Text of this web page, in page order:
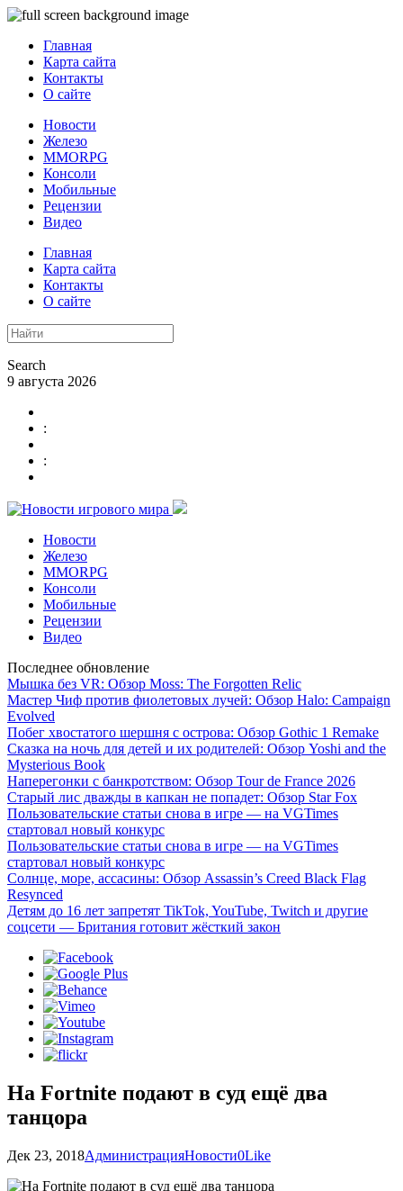
Главная
Карта сайта
Контакты
О сайте
Новости
Железо
MMORPG
Консоли
Мобильные
Рецензии
Видео
Главная
Карта сайта
Контакты
О сайте
Search
9 августа 2026
:
:
Новости
Железо
MMORPG
Консоли
Мобильные
Рецензии
Видео
Последнее обновление
Мышка без VR: Обзор Moss: The Forgotten Relic
Мастер Чиф против фиолетовых лучей: Обзор Halo: Campaign
Evolved
Побег хвостатого шершня с острова: Обзор Gothic 1 Remake
Сказка на ночь для детей и их родителей: Обзор Yoshi and the
Mysterious Book
Наперегонки с банкротством: Обзор Tour de France 2026
Старый лис дважды в капкан не попадет: Обзор Star Fox
Пользовательские статьи снова в игре — на VGTimes
стартовал новый конкурс
Пользовательские статьи снова в игре — на VGTimes
стартовал новый конкурс
Солнце, море, ассасины: Обзор Assassin’s Creed Black Flag
Resynced
Детям до 16 лет запретят TikTok, YouTube, Twitch и другие
соцсети — Британия готовит жёсткий закон
На Fortnite подают в суд ещё два
танцора
Дек 23, 2018АдминистрацияНовости0Like